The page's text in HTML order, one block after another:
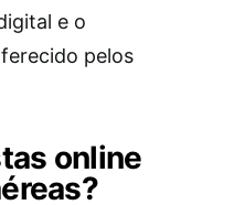
e o
pelos
online